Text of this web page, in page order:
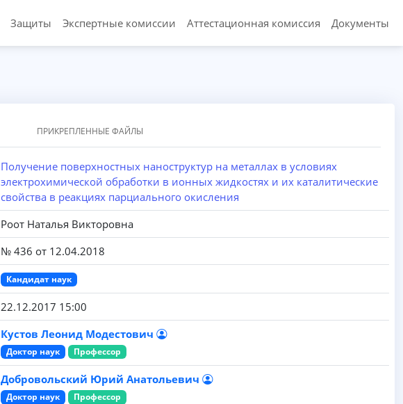
Защиты Экспертные комиссии Аттестационная комиссия Документы
ПРИКРЕПЛЕННЫЕ ФАЙЛЫ
Получение поверхностных наноструктур на металлах в условиях
электрохимической обработки в ионных жидкостях и их каталитические
свойства в реакциях парциального окисления
Роот Наталья Викторовна
№ 436 от 12.04.2018
Кандидат наук
22.12.2017 15:00
Кустов Леонид Модестович
Доктор наук Профессор
Добровольский Юрий Анатольевич
Доктор наук Профессор